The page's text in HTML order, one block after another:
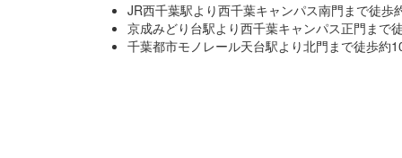
JR西千葉駅より西千葉キャンパス南門まで徒歩
京成みどり台駅より西千葉キャンパス正門まで
千葉都市モノレール天台駅より北門まで徒歩約